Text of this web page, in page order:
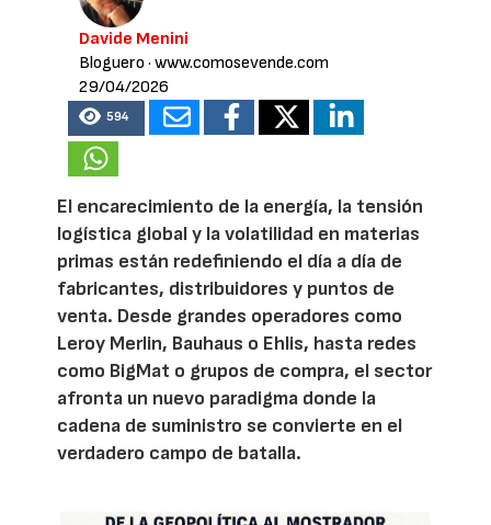
Davide Menini
Bloguero · www.comosevende.com
29/04/2026
594
El encarecimiento de la energía, la tensión
logística global y la volatilidad en materias
primas están redefiniendo el día a día de
fabricantes, distribuidores y puntos de
venta. Desde grandes operadores como
Leroy Merlin, Bauhaus o Ehlis, hasta redes
como BigMat o grupos de compra, el sector
afronta un nuevo paradigma donde la
cadena de suministro se convierte en el
verdadero campo de batalla.